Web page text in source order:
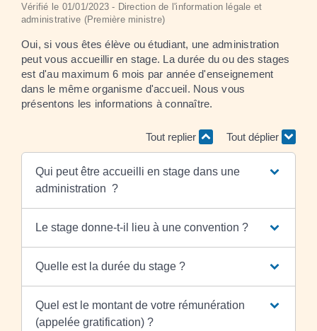
Vérifié le 01/01/2023 - Direction de l'information légale et
administrative (Première ministre)
Oui, si vous êtes élève ou étudiant, une administration
peut vous accueillir en stage. La durée du ou des stages
est d'au maximum 6 mois par année d'enseignement
dans le même organisme d'accueil. Nous vous
présentons les informations à connaître.
Tout replier Tout déplier
Qui peut être accueilli en stage dans une
administration ?
Le stage donne-t-il lieu à une convention ?
Quelle est la durée du stage ?
Quel est le montant de votre rémunération
(appelée gratification) ?